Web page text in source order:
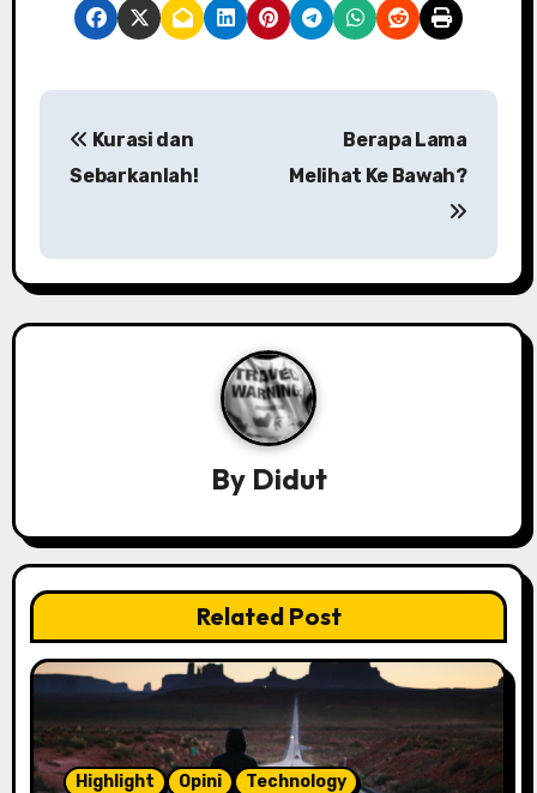
P
t
n
a
t
i
o
n
Kurasi dan
Sebarkanlah!
Berapa Lama
Melihat Ke Bawah?
By Didut
Related Post
Highlight Opini Technology